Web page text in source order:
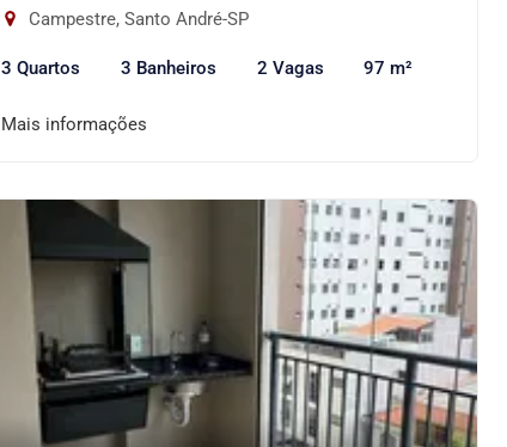
Campestre, Santo André-SP
3 Quartos 3 Banheiros 2 Vagas 97 m²
Mais informações